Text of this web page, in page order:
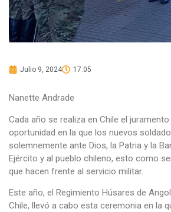
Julio 9, 2024 17:05
Nanette Andrade
Cada año se realiza en Chile el juramento
oportunidad en la que los nuevos
solemnemente ante Dios, la Patria y la
Ejército y al pueblo chileno, esto como
que hacen frente al servicio militar.
Este año, el Regimiento Húsares de
Chile, llevó a cabo esta ceremonia en la